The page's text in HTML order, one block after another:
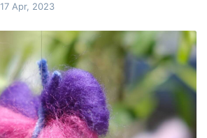
17 Apr, 2023